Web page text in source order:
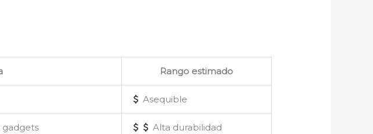
Rango estimado
Asequible
gadgets Alta durabilidad